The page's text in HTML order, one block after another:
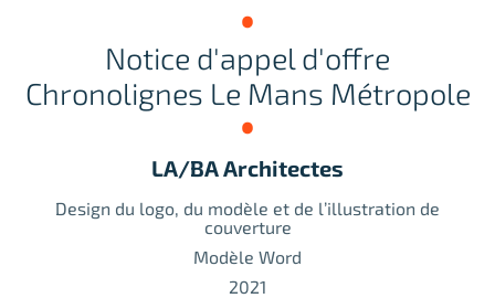
Notice d'appel d'offre
Chronolignes Le Mans Métropole
LA/BA Architectes
Design du logo, du modèle et de l’illustration de
couverture
Modèle Word
2021